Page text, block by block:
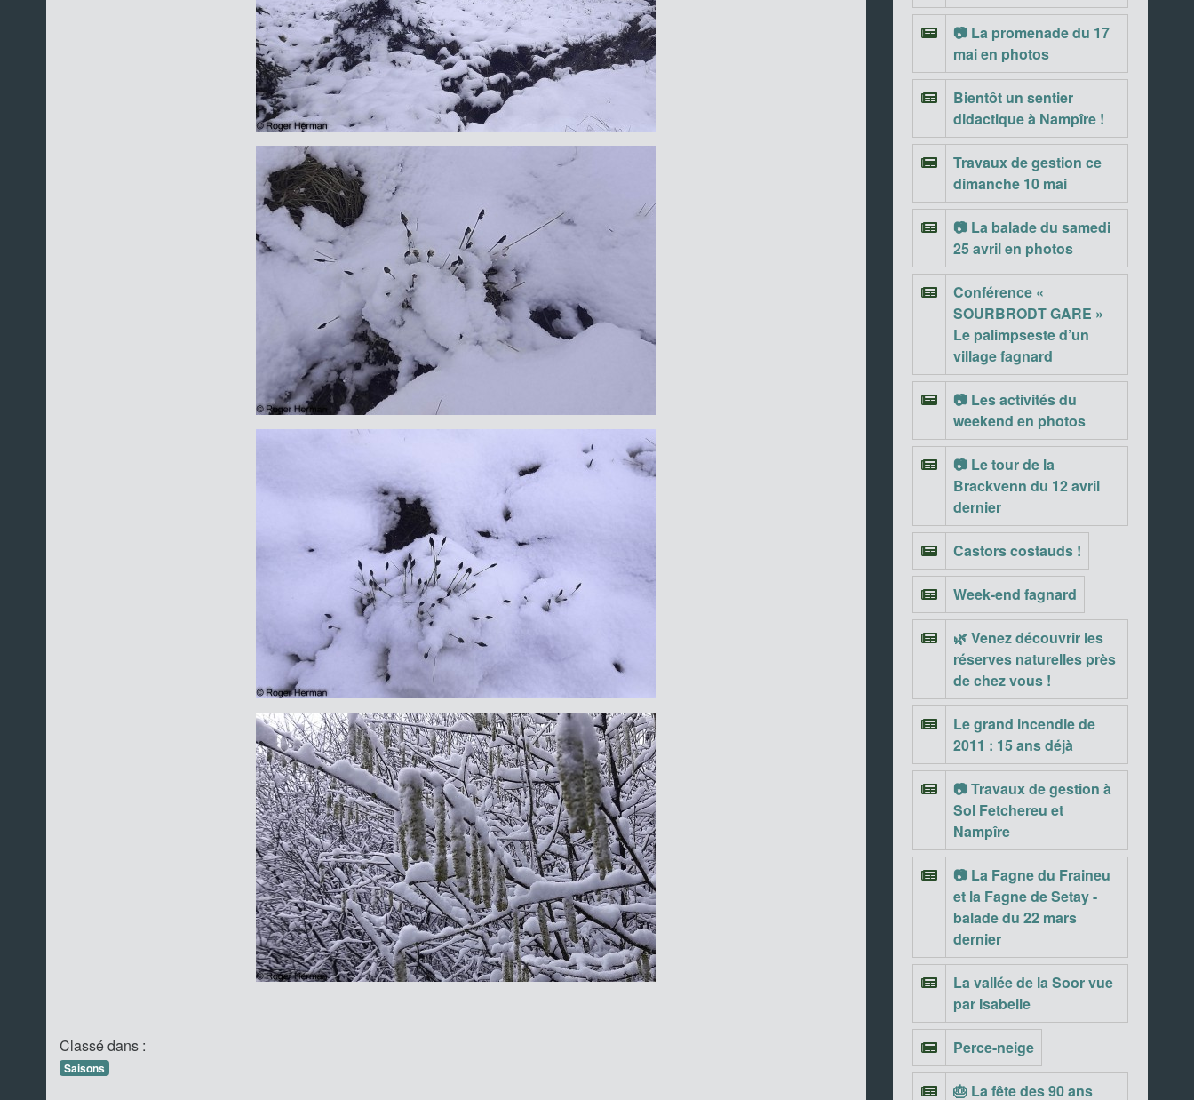
Classé dans :
Saisons
📷 La promenade du 17
mai en photos
Bientôt un sentier
didactique à Nampîre !
Travaux de gestion ce
dimanche 10 mai
📷 La balade du samedi
25 avril en photos
Conférence «
SOURBRODT GARE »
Le palimpseste d’un
village fagnard
📷 Les activités du
weekend en photos
📷 Le tour de la
Brackvenn du 12 avril
dernier
Castors costauds !
Week-end fagnard
🌿 Venez découvrir les
réserves naturelles près
de chez vous !
Le grand incendie de
2011 : 15 ans déjà
📷 Travaux de gestion à
Sol Fetchereu et
Nampîre
📷 La Fagne du Fraineu
et la Fagne de Setay -
balade du 22 mars
dernier
La vallée de la Soor vue
par Isabelle
Perce-neige
🎂 La fête des 90 ans